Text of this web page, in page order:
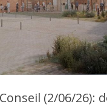
(2/06/26):